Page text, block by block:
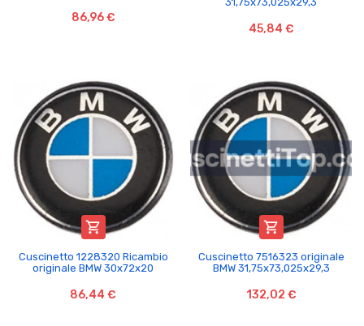
86,96 €
45,84 €

Cuscinetto 1228320 Ricambio
originale BMW 30x72x20
86,44 €

Cuscinetto 7516323 originale
BMW 31,75x73,025x29,3
132,02 €